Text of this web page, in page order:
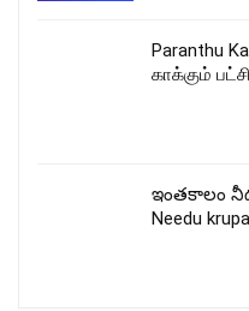
Paranthu
காக்கும்
ఇంతకాలం
Needu